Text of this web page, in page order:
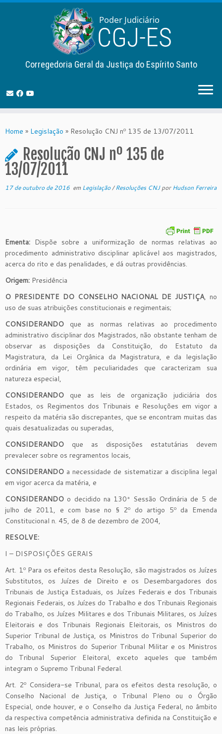
to
Corregedoria Geral da Justiça do Espírito Santo
Home » Legislação » Resolução CNJ nº 135 de 13/07/2011
Resolução CNJ nº 135 de
13/07/2011
17 de outubro de 2016 em Legislação/Resoluções CNJporHudson Ferreira
Ementa: Dispõe sobre a uniformização de normas relativas ao
procedimento administrativo disciplinar aplicável aos magistrados,
acerca do rito e das penalidades, e dá outras providências.
Origem: Presidência
O PRESIDENTE DO CONSELHO NACIONAL DE JUSTIÇA, no
uso de suas atribuições constitucionais e regimentais;
CONSIDERANDO que as normas relativas ao procedimento
administrativo disciplinar dos Magistrados, não obstante tenham de
observar as disposições da Constituição, do Estatuto da
Magistratura, da Lei Orgânica da Magistratura, e da legislação
ordinária em vigor, têm peculiaridades que caracterizam sua
natureza especial,
CONSIDERANDO que as leis de organização judiciária dos
Estados, os Regimentos dos Tribunais e Resoluções em vigor a
respeito da matéria são discrepantes, que se encontram muitas das
quais desatualizadas ou superadas,
CONSIDERANDO que as disposições estatutárias devem
prevalecer sobre os regramentos locais,
CONSIDERANDO a necessidade de sistematizar a disciplina legal
em vigor acerca da matéria, e
CONSIDERANDO o decidido na 130ª Sessão Ordinária de 5 de
julho de 2011, e com base no § 2º do artigo 5º da Emenda
Constitucional n. 45, de 8 de dezembro de 2004,
RESOLVE:
I – DISPOSIÇÕES GERAIS
Art. 1º Para os efeitos desta Resolução, são magistrados os Juízes
Substitutos, os Juízes de Direito e os Desembargadores dos
Tribunais de Justiça Estaduais, os Juízes Federais e dos Tribunais
Regionais Federais, os Juízes do Trabalho e dos Tribunais Regionais
do Trabalho, os Juízes Militares e dos Tribunais Militares, os Juízes
Eleitorais e dos Tribunais Regionais Eleitorais, os Ministros do
Superior Tribunal de Justiça, os Ministros do Tribunal Superior do
Trabalho, os Ministros do Superior Tribunal Militar e os Ministros
do Tribunal Superior Eleitoral, exceto aqueles que também
integram o Supremo Tribunal Federal.
Art. 2º Considera-se Tribunal, para os efeitos desta resolução, o
Conselho Nacional de Justiça, o Tribunal Pleno ou o Órgão
Especial, onde houver, e o Conselho da Justiça Federal, no âmbito
da respectiva competência administrativa definida na Constituição e
nas leis próprias.